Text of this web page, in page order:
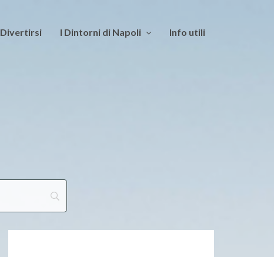
Divertirsi I Dintorni di Napoli Info utili